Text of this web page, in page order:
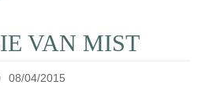
VAN MIST
08/04/2015